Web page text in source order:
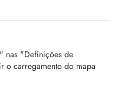
nas "Definições de
o carregamento do mapa